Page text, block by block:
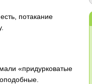
потакание
«придурковатые